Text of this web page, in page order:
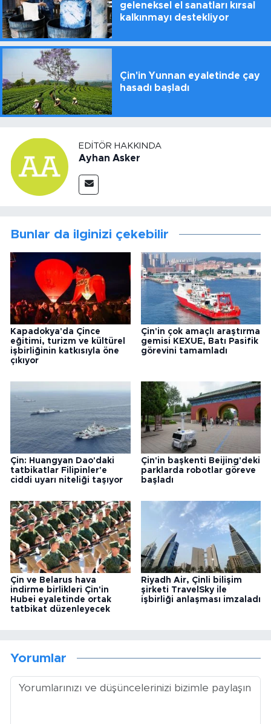
geleneksel el sanatları kırsal
kalkınmayı destekliyor
Çin'in Yunnan eyaletinde çay
hasadı başladı
EDITÖR HAKKINDA
Ayhan Asker
Bunlar da ilginizi çekebilir
Kapadokya'da Çince
eğitimi, turizm ve kültürel
işbirliğinin katkısıyla öne
çıkıyor
Çin'in çok amaçlı araştırma
gemisi KEXUE, Batı Pasifik
görevini tamamladı
Çin: Huangyan Dao'daki
tatbikatlar Filipinler'e
ciddi uyarı niteliği taşıyor
Çin'in başkenti Beijing'deki
parklarda robotlar göreve
başladı
Çin ve Belarus hava
indirme birlikleri Çin'in
Hubei eyaletinde ortak
tatbikat düzenleyecek
Riyadh Air, Çinli bilişim
şirketi TravelSky ile
işbirliği anlaşması imzaladı
Yorumlar